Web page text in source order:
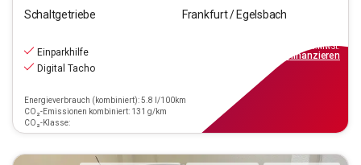
Schaltgetriebe
Frankfurt / Egelsbach
Einparkhilfe
Digital Tacho
Energieverbrauch (kombiniert): 5.8 l/100km
CO₂-Emissionen kombiniert: 131 g/km
CO₂-Klasse:
inkl.MwSt.
finanzieren